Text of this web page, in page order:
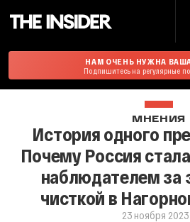
НАМ ОЧЕНЬ НУЖНА
Подпишитесь на регулярные
МНЕНИЯ
История одного
Почему Россия
наблюдателем за
чисткой в
23 ноября 2023